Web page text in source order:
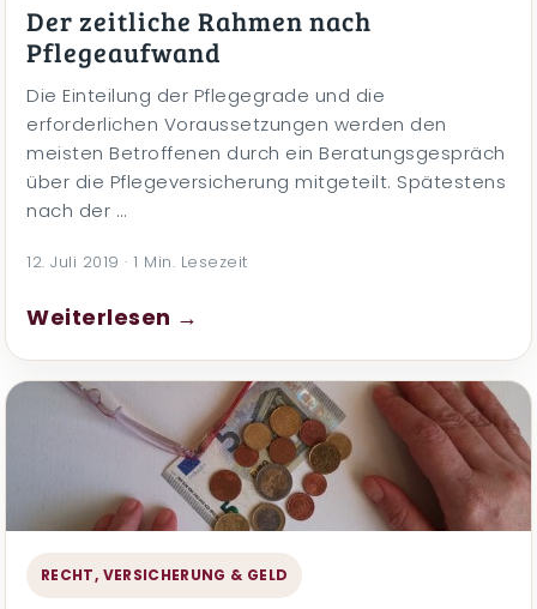
Der zeitliche Rahmen nach
Pflegeaufwand
Die Einteilung der Pflegegrade und die
erforderlichen Voraussetzungen werden den
meisten Betroffenen durch ein Beratungsgespräch
über die Pflegeversicherung mitgeteilt. Spätestens
nach der …
12. Juli 2019 · 1 Min. Lesezeit
Weiterlesen →
RECHT, VERSICHERUNG & GELD